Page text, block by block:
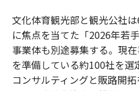
文化体育観光部と観光公社
に焦点を当てた「2026年若
事業体も別途募集する。現
を準備している約100社を
コンサルティングと販路開